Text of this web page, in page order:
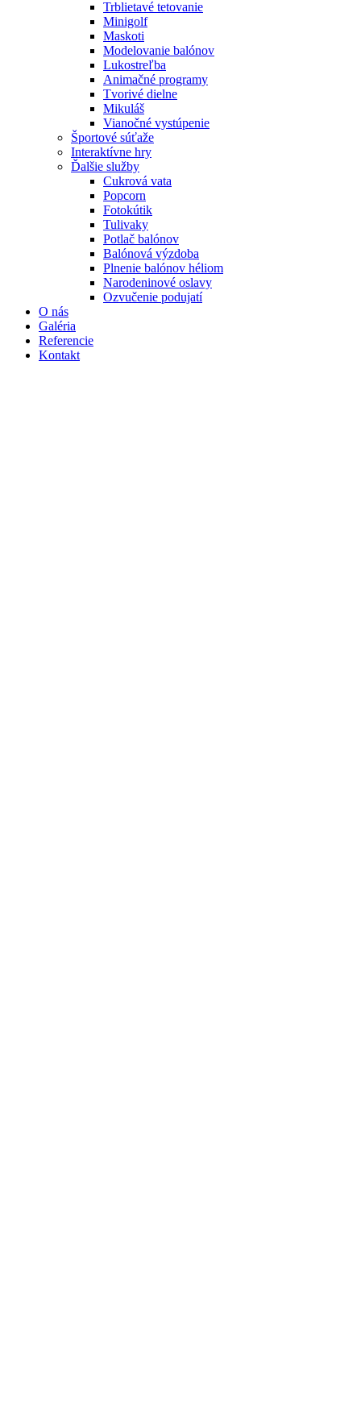
Trblietavé tetovanie
Minigolf
Maskoti
Modelovanie balónov
Lukostreľba
Animačné programy
Tvorivé dielne
Mikuláš
Vianočné vystúpenie
Športové súťaže
Interaktívne hry
Ďalšie služby
Cukrová vata
Popcorn
Fotokútik
Tulivaky
Potlač balónov
Balónová výzdoba
Plnenie balónov héliom
Narodeninové oslavy
Ozvučenie podujatí
O nás
Galéria
Referencie
Kontakt